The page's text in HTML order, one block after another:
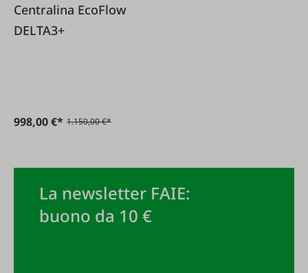
Centralina EcoFlow
DELTA3+
998,00 €* 1.150,00 €*
La newsletter FAIE:
buono da 10 €